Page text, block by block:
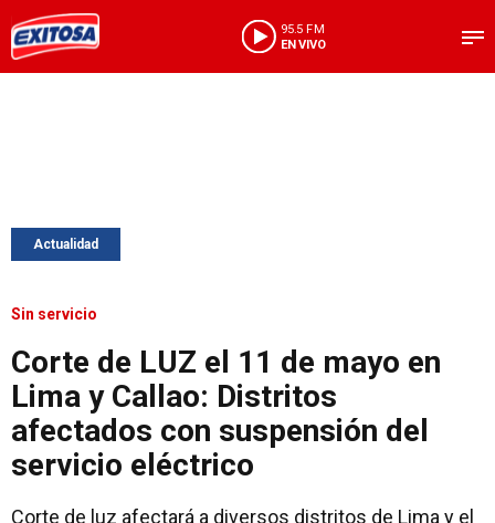
95.5 FM
EN VIVO
Actualidad
Sin servicio
Corte de LUZ el 11 de mayo en
Lima y Callao: Distritos
afectados con suspensión del
servicio eléctrico
Corte de luz afectará a diversos distritos de Lima y el